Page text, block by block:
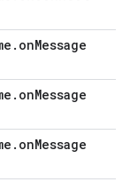
. onMessage
. onMessage
. onMessage